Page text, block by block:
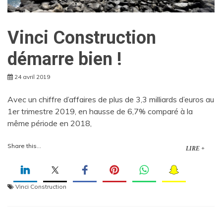
Vinci Construction
démarre bien !
24 avril 2019
Avec un chiffre d’affaires de plus de 3,3 milliards d’euros au
1er trimestre 2019, en hausse de 6,7% comparé à la
même période en 2018,
Share this... LIRE +
Vinci Construction